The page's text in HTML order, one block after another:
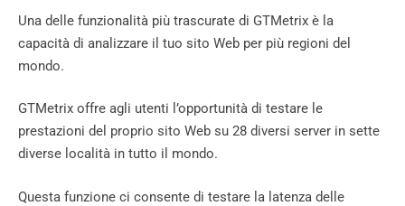
Una delle funzionalità più trascurate di GTMetrix è la
capacità di analizzare il tuo sito Web per più regioni del
mondo.
GTMetrix offre agli utenti l’opportunità di testare le
prestazioni del proprio sito Web su 28 diversi server in sette
diverse località in tutto il mondo.
Questa funzione ci consente di testare la latenza delle